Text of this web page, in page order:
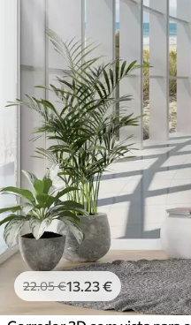
22.05€13.23€